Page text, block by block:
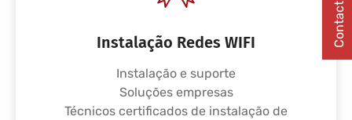
Instalação Redes WIFI
Instalação e suporte
Soluções empresas
Técnicos certificados de instalação de
Contact